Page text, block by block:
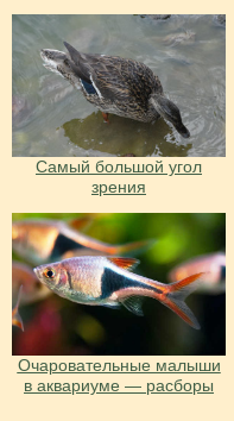
Cамый большой угол
зрения
Очаровательные малыши
в аквариуме — расборы